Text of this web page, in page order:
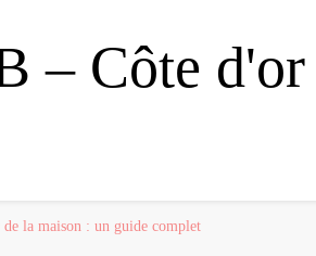
– Côte d'or
la maison : un guide complet